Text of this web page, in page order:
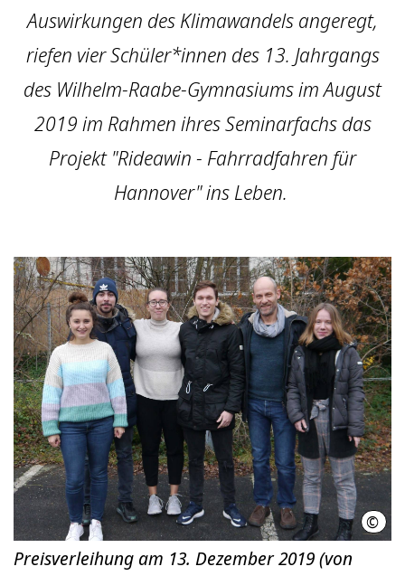
Auswirkungen des Klimawandels angeregt,
riefen vier Schüler*innen des 13. Jahrgangs
des Wilhelm-Raabe-Gymnasiums im August
2019 im Rahmen ihres Seminarfachs das
Projekt "Rideawin - Fahrradfahren für
Hannover" ins Leben.
© LHH
Preisverleihung am 13. Dezember 2019 (von